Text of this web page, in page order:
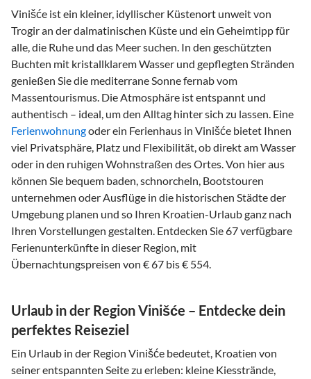
Vinišće ist ein kleiner, idyllischer Küstenort unweit von
Trogir an der dalmatinischen Küste und ein Geheimtipp für
alle, die Ruhe und das Meer suchen. In den geschützten
Buchten mit kristallklarem Wasser und gepflegten Stränden
genießen Sie die mediterrane Sonne fernab vom
Massentourismus. Die Atmosphäre ist entspannt und
authentisch – ideal, um den Alltag hinter sich zu lassen. Eine
Ferienwohnungoder ein Ferienhaus in Vinišće bietet Ihnen
viel Privatsphäre, Platz und Flexibilität, ob direkt am Wasser
oder in den ruhigen Wohnstraßen des Ortes. Von hier aus
können Sie bequem baden, schnorcheln, Bootstouren
unternehmen oder Ausflüge in die historischen Städte der
Umgebung planen und so Ihren Kroatien-Urlaub ganz nach
Ihren Vorstellungen gestalten. Entdecken Sie 67 verfügbare
Ferienunterkünfte in dieser Region, mit
Übernachtungspreisen von € 67 bis € 554.
Urlaub in der Region Vinišće – Entdecke dein
perfektes Reiseziel
Ein Urlaub in der Region Vinišće bedeutet, Kroatien von
seiner entspannten Seite zu erleben: kleine Kiesstrände,